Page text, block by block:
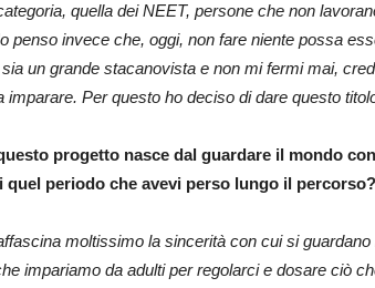
quella dei NEET, persone che non
penso invece che, oggi, non fare niente possa
un grande stacanovista e non mi fermi mai,
Per questo ho deciso di dare questo titolo
progetto nasce dal guardare il mondo
quel periodo che avevi perso lungo il percorso?
moltissimo la sincerità con cui si
impariamo da adulti per regolarci e dosare ciò